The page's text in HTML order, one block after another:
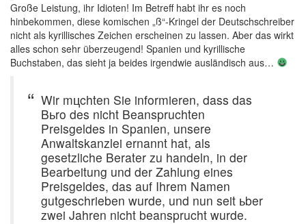
Große Leistung, ihr Idioten! Im Betreff habt ihr es noch
hinbekommen, diese komischen „ß“-Kringel der Deutschschreiber
nicht als kyrillisches Zeichen erscheinen zu lassen. Aber das wirkt
alles schon sehr überzeugend! Spanien und kyrillische
Buchstaben, das sieht ja beides irgendwie ausländisch aus…
Wir mцchten Sie informieren, dass das
Bьro des nicht Beanspruchten
Preisgeldes in Spanien, unsere
Anwaltskanzlei ernannt hat, als
gesetzliche Berater zu handeln, in der
Bearbeitung und der Zahlung eines
Preisgeldes, das auf Ihrem Namen
gutgeschrieben wurde, und nun seit ьber
zwei Jahren nicht beansprucht wurde.